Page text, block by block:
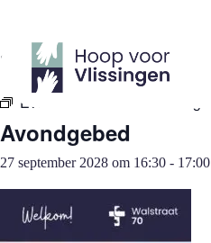
inhoud
« Alle Evenementen
Evenementenreeks:
Avondgebed
27 september 2028 om 16:30 - 17:00